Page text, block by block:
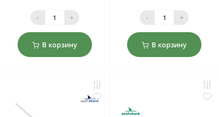
- +
В корзину
- +
В корзину